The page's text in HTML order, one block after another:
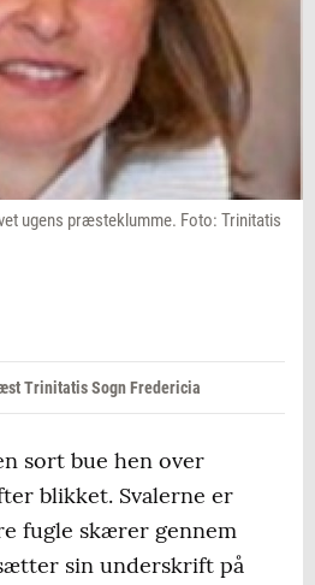
ugens præsteklumme. Foto: Trinitatis
Trinitatis Sogn Fredericia
sort bue hen over
blikket. Svalerne er
fugle skærer gennem
sin underskrift på